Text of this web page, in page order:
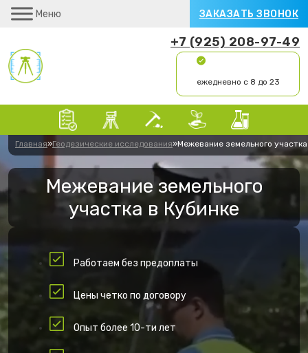
Меню ЗАКАЗАТЬ ЗВОНОК
+7 (925) 208-97-49
ежедневно с 8 до 23
Главная»Геодезические исследования»Межевание земельного участка
Межевание земельного
участка в Кубинке
Работаем без предоплаты
Цены четко по договору
Опыт более 10-ти лет